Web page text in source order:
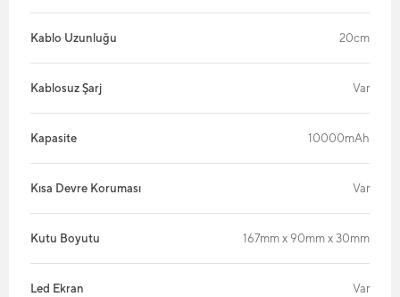
Kablo Uzunluğu 20cm
Kablosuz Şarj Var
Kapasite 10000mAh
Kısa Devre Koruması Var
Kutu Boyutu 167mm x 90mm x 30mm
Led Ekran Var